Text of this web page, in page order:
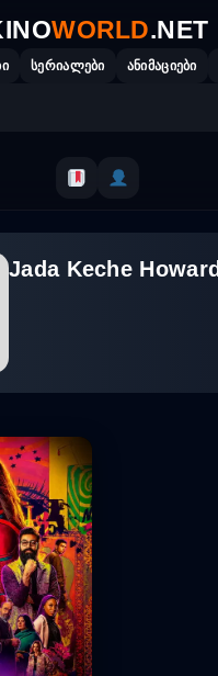
WORLD.NET
სერიალები ანიმაციები
Jada Keche Howard